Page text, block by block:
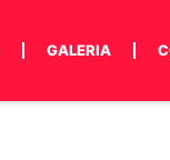
GALERIA